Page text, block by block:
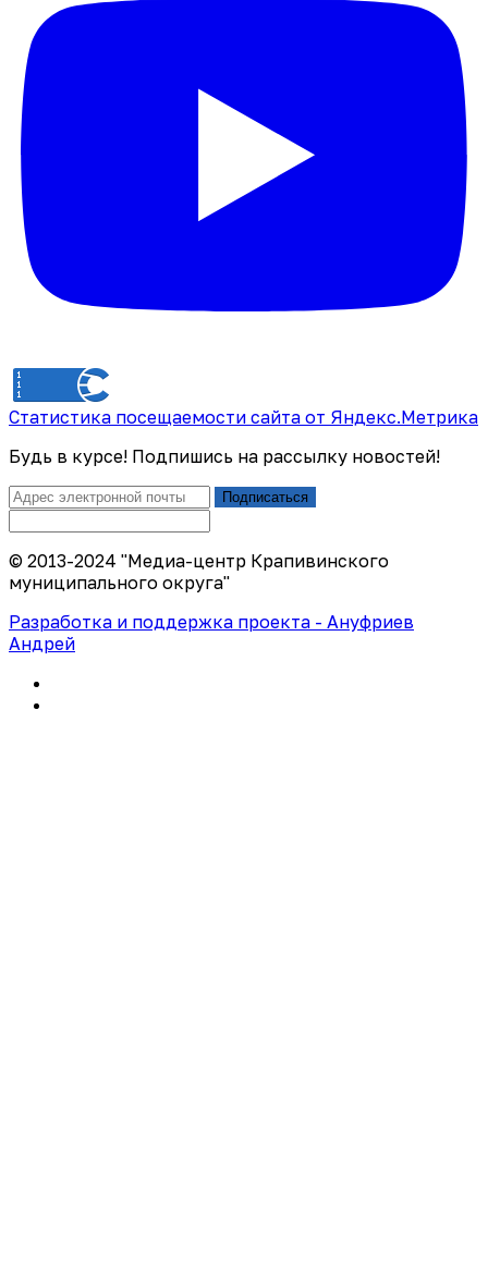
Статистика посещаемости сайта от Яндекс.Метрика
Будь в курсе! Подпишись на рассылку новостей!
Подписаться
© 2013-2024 "Медиа-центр Крапивинского
муниципального округа"
Разработка и поддержка проекта - Ануфриев
Андрей